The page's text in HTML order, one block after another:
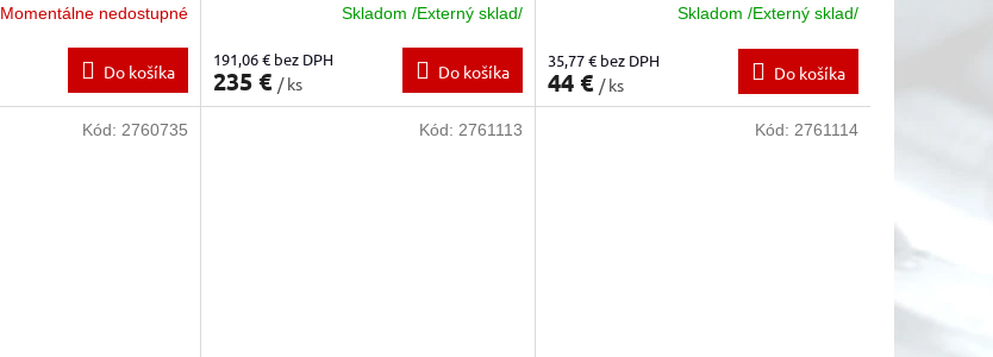
Momentálne nedostupné
Do košíka
Skladom /Externý sklad/
191,06 € bez DPH
235 € / ks
Do košíka
Skladom /Externý sklad/
35,77 € bez DPH
44 € / ks
Do košíka
Kód: 2760735 Kód: 2761113 Kód: 2761114